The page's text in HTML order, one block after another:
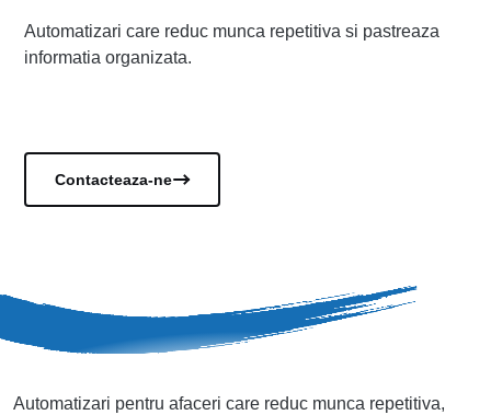
Automatizari care reduc munca repetitiva si pastreaza
informatia organizata.
Contacteaza-ne
Automatizari pentru afaceri care reduc munca repetitiva,